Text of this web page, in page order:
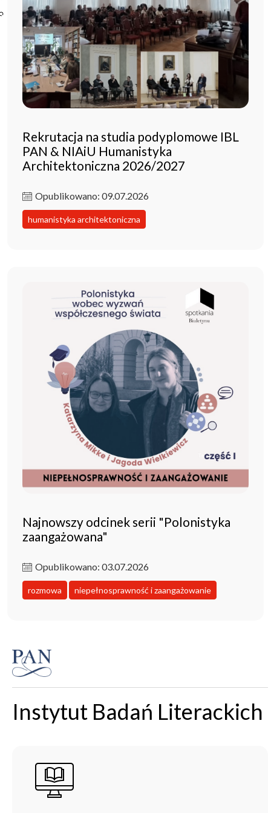
Poczta ibl.waw.pl
Kontakt
Rekrutacja na studia podyplomowe IBL
PAN & NIAiU Humanistyka
Architektoniczna 2026/2027
Opublikowano: 09.07.2026
humanistyka architektoniczna
Najnowszy odcinek serii "Polonistyka
zaangażowana"
Opublikowano: 03.07.2026
rozmowa niepełnosprawność i zaangażowanie
Instytut Badań Literackich